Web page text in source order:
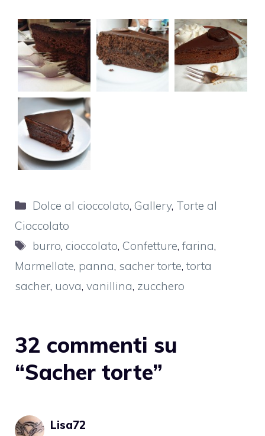
Categorie
Dolce al cioccolato, Gallery, Torte al
Cioccolato
Tag
burro, cioccolato, Confetture,farina,
Marmellate, panna, sacher torte, torta
sacher, uova, vanillina, zucchero
32 commenti su
“Sacher torte”
Lisa72